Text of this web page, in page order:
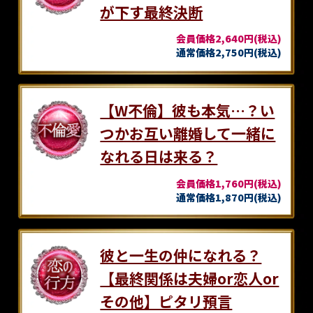
が下す最終決断
会員価格2,640円(税込)
通常価格2,750円(税込)
【W不倫】彼も本気…？い
つかお互い離婚して一緒に
なれる日は来る？
会員価格1,760円(税込)
通常価格1,870円(税込)
彼と一生の仲になれる？
【最終関係は夫婦or恋人or
その他】ピタリ預言